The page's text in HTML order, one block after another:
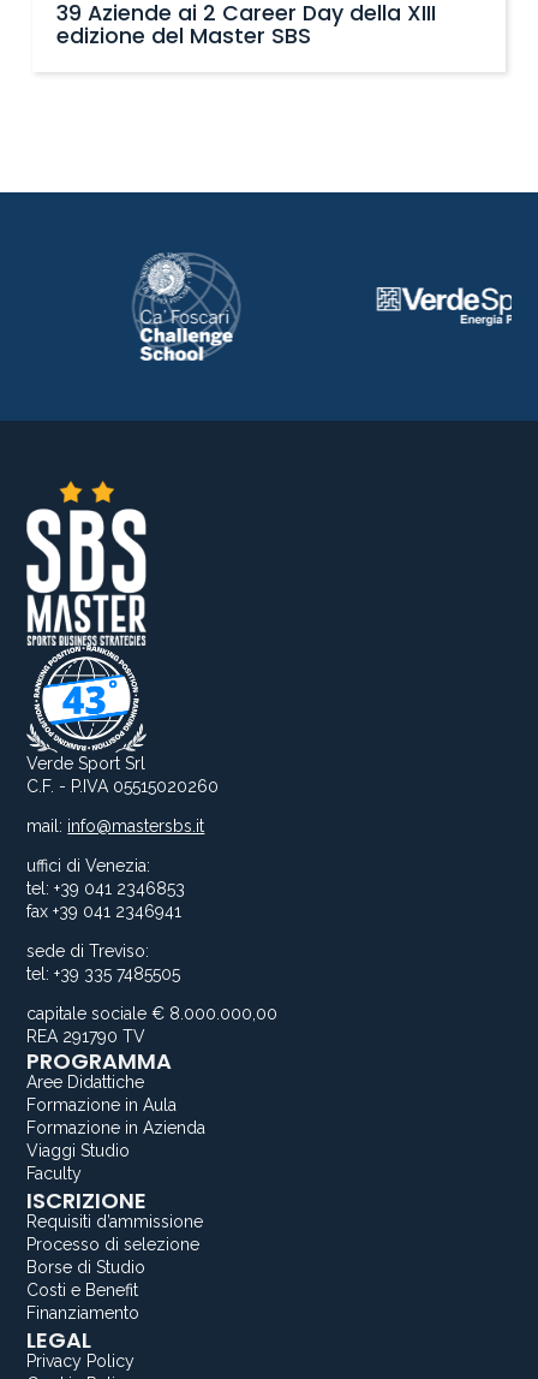
39 Aziende ai 2 Career Day della XIII
edizione del Master SBS
Verde Sport Srl
C.F. - P.IVA 05515020260
mail: info@mastersbs.it
uffici di Venezia:
tel: +39 041 2346853
fax +39 041 2346941
sede di Treviso:
tel: +39 335 7485505
capitale sociale € 8.000.000,00
REA 291790 TV
PROGRAMMA
Aree Didattiche
Formazione in Aula
Formazione in Azienda
Viaggi Studio
Faculty
ISCRIZIONE
Requisiti d’ammissione
Processo di selezione
Borse di Studio
Costi e Benefit
Finanziamento
LEGAL
Privacy Policy